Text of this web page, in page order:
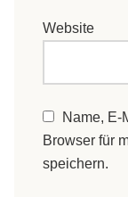
Website
Name, E-
Browser für
speichern.